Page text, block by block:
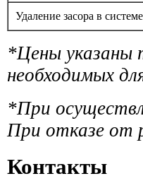
Удаление засора в системе
*Цены указаны
необходимых
*При
При отказе от
Контакты